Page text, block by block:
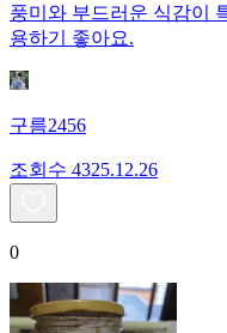
풍미와 부드러운 식감이
용하기 좋아요.
구름2456
조회수 4325.12.26
0